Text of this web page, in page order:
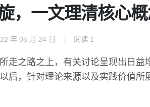
，一文理清核心
年 05 月 24 日 阅读 1
走之路之上，有关讨论呈现出日益
后，针对理论来源以及实践价值所